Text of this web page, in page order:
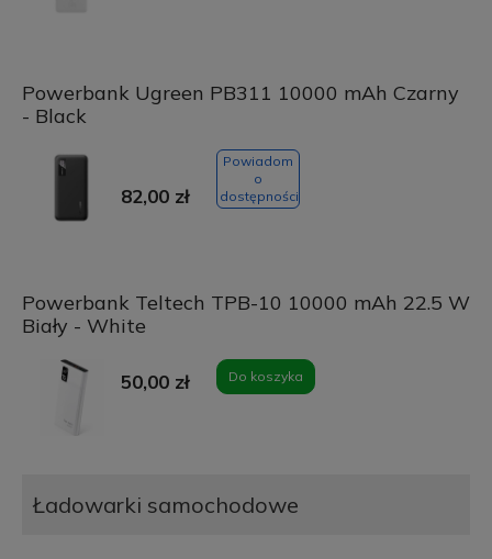
Powerbank Ugreen PB311 10000 mAh Czarny
- Black
82,00 zł
Powiadom
o
dostępności
Powerbank Teltech TPB-10 10000 mAh 22.5 W
Biały - White
50,00 zł Do koszyka
Ładowarki samochodowe